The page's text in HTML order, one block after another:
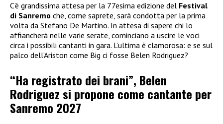
C’è grandissima attesa per la 77esima edizione del Festival
di Sanremo che, come saprete, sarà condotta per la prima
volta da Stefano De Martino. In attesa di sapere chi lo
affiancherà nelle varie serate, cominciano a uscire le voci
circa i possibili cantanti in gara. L’ultima è clamorosa: e se sul
palco dell’Ariston come Big ci fosse Belen Rodriguez?
“Ha registrato dei brani”, Belen
Rodriguez si propone come cantante per
Sanremo 2027